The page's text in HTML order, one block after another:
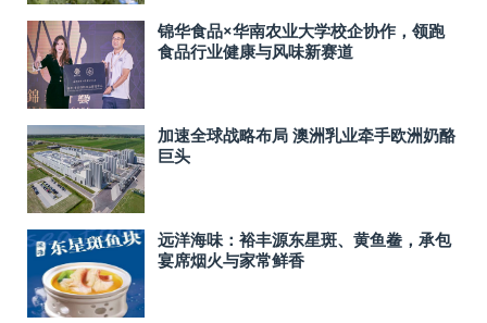
锦华食品×华南农业大学校企协作，领跑
食品行业健康与风味新赛道
加速全球战略布局 澳洲乳业牵手欧洲奶酪
巨头
远洋海味：裕丰源东星斑、黄鱼鲞，承包
宴席烟火与家常鲜香